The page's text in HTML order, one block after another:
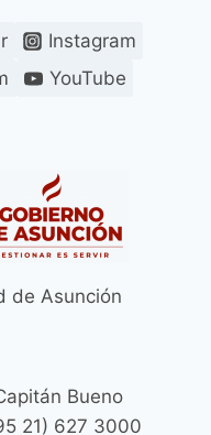
Instagram
YouTube
de Asunción
Bueno
21) 627 3000